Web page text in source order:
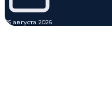
05 августа 2026